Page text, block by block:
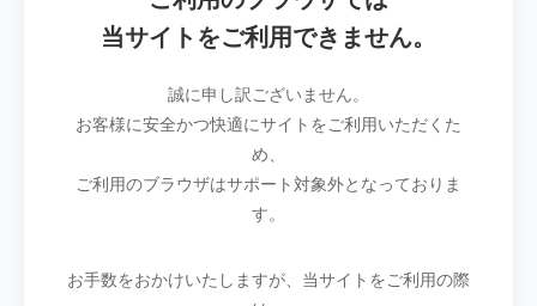
当サイトをご利用できません。
誠に申し訳ございません。
お客様に安全かつ快適にサイトをご利用いただくた
め、
ご利用のブラウザはサポート対象外となっておりま
す。
お手数をおかけいたしますが、当サイトをご利用の際